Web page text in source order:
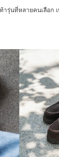
ารุ่นที่หลายคนเลือก